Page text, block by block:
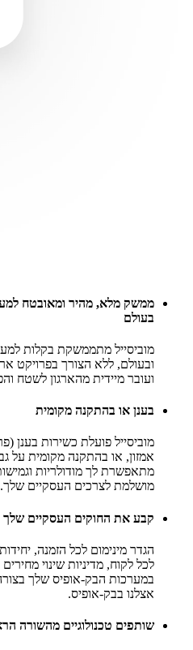
ממשק מלא, מהיר ומאובטח
בעולם
מוביסייל מתממשקת בקלות
ובעולם, ללא הצורך בפרויקט
ועובר מיידית מהארגון לשטח
בענן או בהתקנה מקומית
מוביסייל פועלת כשירות בענן
אמזון, או בהתקנה מקומית על
מתאפשרת לך מודולריות
מושלמת לצרכים העסקיים שלך.
קבע את החוקים העסקיים שלך
הגדר מינימום לכל הזמנה,
לכל לקוח, מדיניות שינוי
במערכות הבק-אופיס שלך
אצלנו בבק-אופיס.
שותפים טכנולוגיים מהשורה